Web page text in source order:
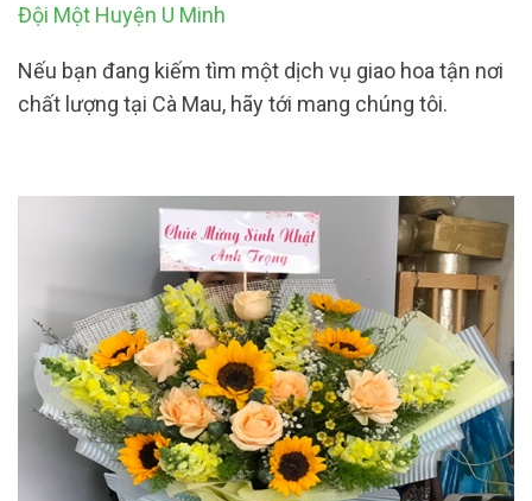
Đội Một Huyện U Minh
Nếu bạn đang kiếm tìm một dịch vụ giao hoa tận nơi
chất lượng tại Cà Mau, hãy tới mang chúng tôi.